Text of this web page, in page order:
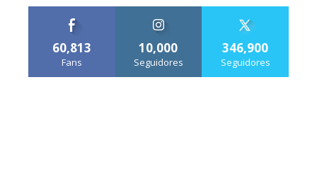
60,813
Fans
10,000
Seguidores
346,900
Seguidores